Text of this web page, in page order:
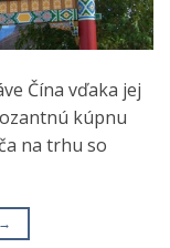
Čína vďaka jej
kúpnu
na trhu so
→